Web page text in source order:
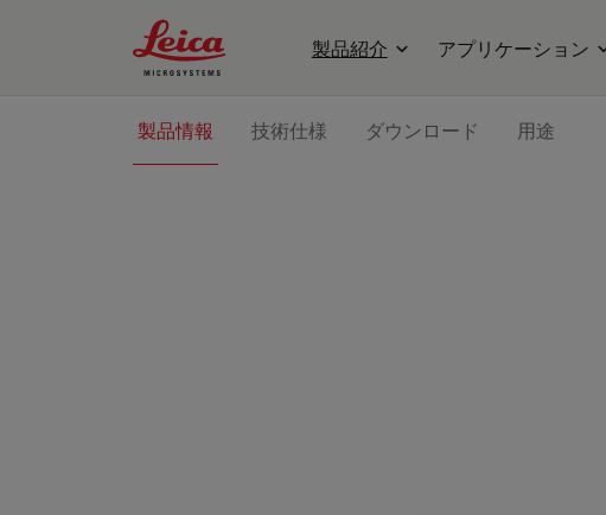
Leica Microsystems Logo
製品紹介 アプリケーション
製品情報 技術仕様 ダウンロード 用途